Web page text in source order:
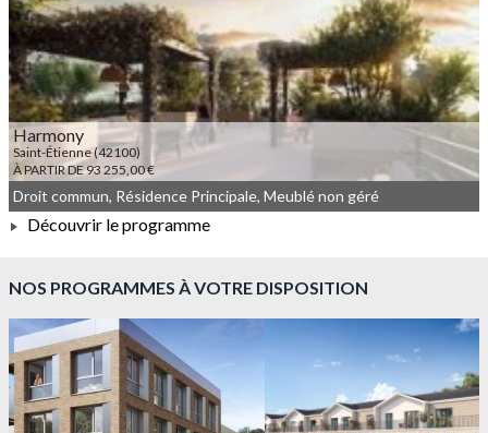
À PARTIR DE 121 500,00 €
Harmony
Saint-Étienne (42100)
À PARTIR DE 93 255,00 €
À PARTIR DE 93 255,00 €
Droit commun, Résidence Principale, Meublé non géré
Découvrir le programme
NOS PROGRAMMES À VOTRE DISPOSITION